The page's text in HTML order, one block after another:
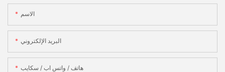
الاسم
البريد الإلكتروني
هاتف / واتس اب / سكايب